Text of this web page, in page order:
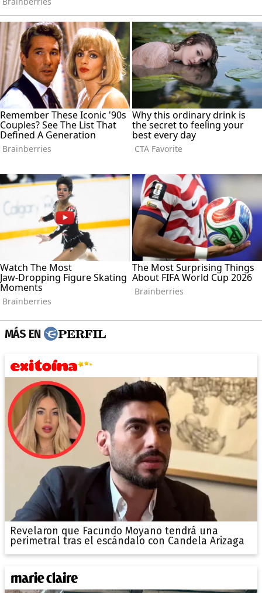
MÁS EN
Revelaron que Facundo Moyano tendrá una
perimetral tras el escándalo con Candela Arizaga